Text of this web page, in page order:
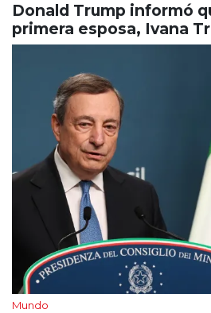
Donald Trump informó
primera esposa, Ivana
Mundo